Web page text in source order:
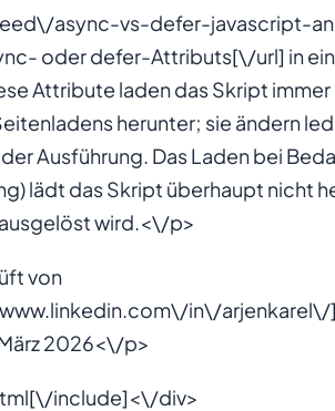
async-vs-defer-javascript-
oder defer-Attributs[\/url] in
Attribute laden das Skript
herunter; sie ändern
Ausführung. Das Laden bei
lädt das Skript überhaupt nicht
wird.<\/p>
von
in\/arjenkarel\/
2026<\/p>
include]<\/div>